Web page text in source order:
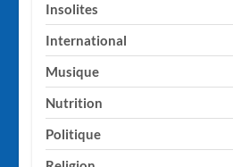
Insolites
International
Musique
Nutrition
Politique